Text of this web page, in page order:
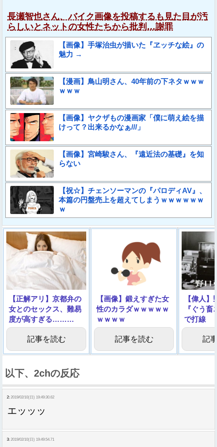
長瀬智也さん、バイク画像を投稿するも見た目が汚
らしいとネットの女性たちから批判…謝罪
【画像】手塚治虫が描いた『ヱッチな絵』の
魅力 →
【漫画】鳥山明さん、40年前の下ネタｗｗｗ
ｗｗｗ
【画像】ヤクザもの漫画家「僕に萌え絵を描
けって？出来るかなぁ///」
【画像】宮崎駿さん、『遠近法の基礎』を知
らない
【祝☆】チェンソーマンの『パロディAV』、
本篇の円盤売上を超えてしまうｗｗｗｗｗｗ
ｗ
【正解アリ】京都弁の
女とのセックス、難易
度が高すぎる………
記事を読む
【画像】鍛えすぎた女
性のカラダｗｗｗｗｗ
ｗｗｗｗ
記事を読む
【偉人
『ぐう
で打線
記
以下、2chの反応
2: 2019/02/10(日) 19:49:30.62
エッッッ
3: 2019/02/10(日) 19:49:54.71